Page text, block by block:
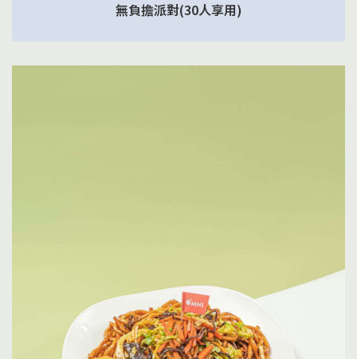
無負擔派對(30人享用)